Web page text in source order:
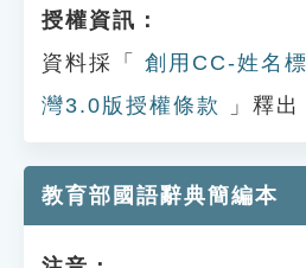
授權資訊：
資料採「
創用CC-姓名
灣3.0版授權條款
」釋出
教育部國語辭典簡編本